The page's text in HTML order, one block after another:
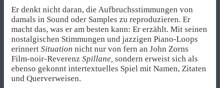
Er denkt nicht daran, die Aufbruchsstimmungen von
damals in Sound oder Samples zu reproduzieren. Er
macht das, was er am besten kann: Er erzählt. Mit seinen
nostalgischen Stimmungen und jazzigen Piano-Loops
erinnert Situation nicht nur von fern an John Zorns
Film-noir-Reverenz Spillane, sondern erweist sich als
ebenso gekonnt intertextuelles Spiel mit Namen, Zitaten
und Querverweisen.